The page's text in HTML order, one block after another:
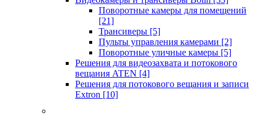
Поворотные камеры для помещений
[21]
Трансиверы [5]
Пульты управления камерами [2]
Поворотные уличные камеры [5]
Решения для видеозахвата и потокового
вещания ATEN [4]
Решения для потокового вещания и записи
Extron [10]